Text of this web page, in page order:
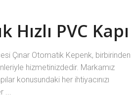
Hızlı PVC Kapı
Çınar Otomatik Kepenk, birbirinden
hizmetinizdedir. Markamız
konusundaki her ihtiyacınızı
...